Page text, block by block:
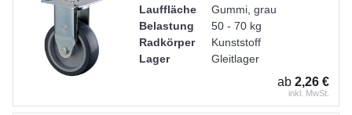
Lauffläche
Gummi, grau
Belastung
50 - 70 kg
Radkörper
Kunststoff
Lager
Gleitlager
Stahlblech verzinkt-
ab 2,26 €
inkl. MwSt.